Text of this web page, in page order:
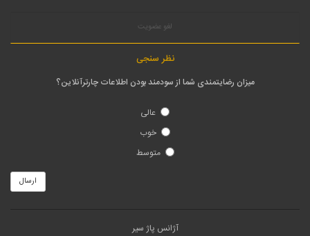
لغو عضویت
نظر سنجی
میزان رضایتمندی شما از سودمند بودن اطلاعات چارترآنلاین؟
عالی
خوب
متوسط
ارسال
آژانس پاژ سیر